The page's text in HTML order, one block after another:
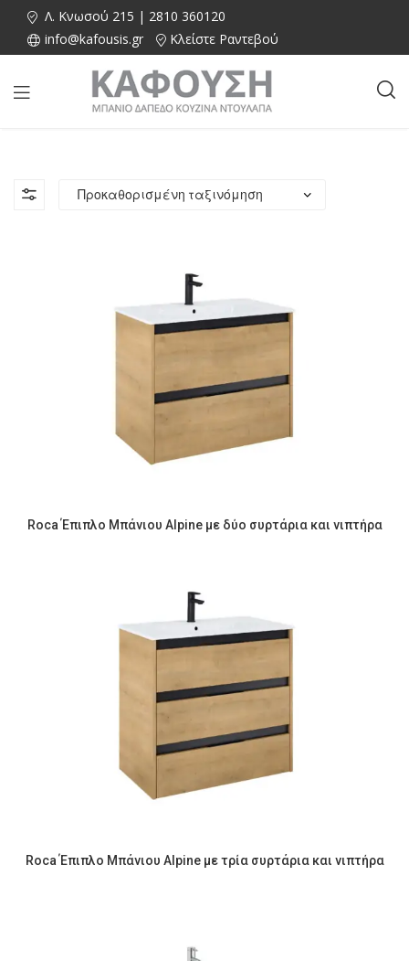
Λ. Κνωσού 215 | 2810 360120
info@kafousis.gr
Κλείστε Ραντεβού
Roca Έπιπλο Μπάνιου Alpine με δύο συρτάρια και νιπτήρα
Roca Έπιπλο Μπάνιου Alpine με τρία συρτάρια και νιπτήρα